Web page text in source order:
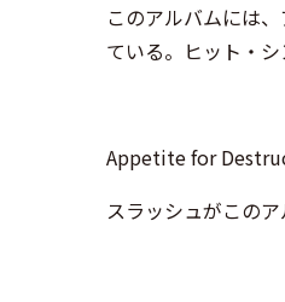
このアルバムには
ている。ヒット・
Appetite for
スラッシュがこの